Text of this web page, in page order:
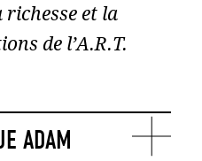
et la
de l’A.R.T.
ADAM